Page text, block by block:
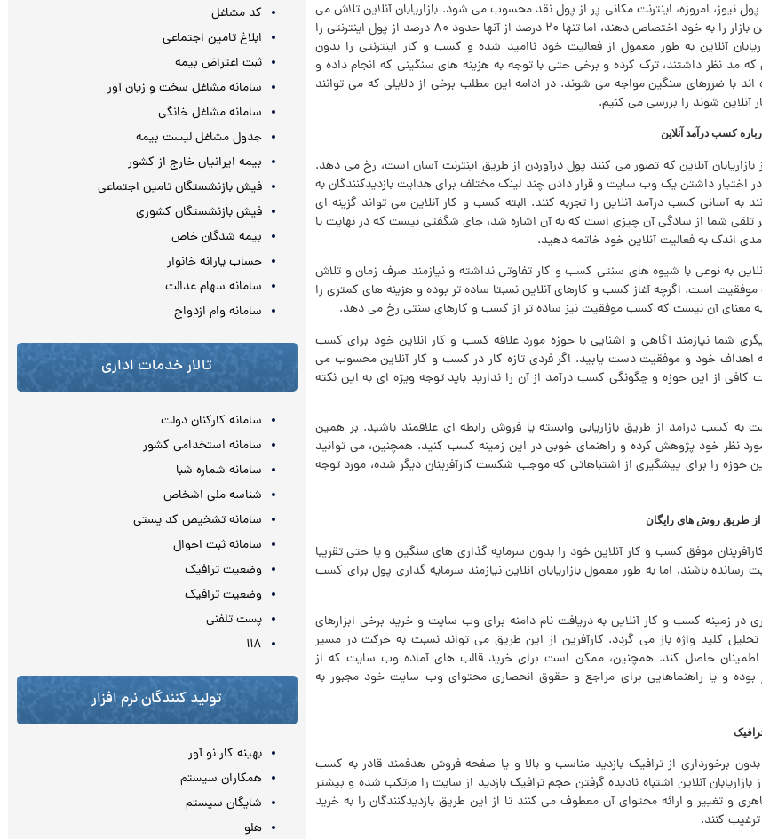
نیوز، امروزه، اینترنت مکانی پر از پول نقد محسوب می شود. بازاریابان آنلاین تلاش می
کنند تا سهم بیشتری از این بازار را به خود اختصاص دهند، اما تنها ۲۰ درصد از آنها حدود ۸۰ درصد از پول اینترنتی را
آنلاین به طور معمول از فعالیت خود ناامید شده و کسب و کار اینترنتی را بدون
که مد نظر داشتند، ترک کرده و برخی حتی با توجه به هزینه های سنگینی که انجام داده و
با ضررهای سنگین مواجه می شوند. در ادامه این مطلب برخی از دلایلی که می توانند
شوند را بررسی می کنیم.
کسب درآمد آنلاین
بازاریابان آنلاین که تصور می کنند پول درآوردن از طریق اینترنت آسان است، رخ می دهد.
در اختیار داشتن یک وب سایت و قرار دادن چند لینک مختلف برای هدایت بازدیدکنندگان به
آسانی کسب درآمد آنلاین را تجربه کنند. البته کسب و کار آنلاین می تواند گزینه ای
تلقی شما از سادگی آن چیزی است که به آن اشاره شد، جای شگفتی نیست که در نهایت با
اندک به فعالیت آنلاین خود خاتمه دهید.
به نوعی با شیوه های سنتی کسب و کار تفاوتی نداشته و نیازمند صرف زمان و تلاش
است. اگرچه آغاز کسب و کارهای آنلاین نسبتا ساده تر بوده و هزینه های کمتری را
معنای آن نیست که کسب موفقیت نیز ساده تر از کسب و کارهای سنتی رخ می دهد.
شما نیازمند آگاهی و آشنایی با حوزه مورد علاقه کسب و کار آنلاین خود برای کسب
اهداف خود و موفقیت دست یابید. اگر فردی تازه کار در کسب و کار آنلاین محسوب می
از این حوزه و چگونگی کسب درآمد از آن را ندارید باید توجه ویژه ای به این نکته
به کسب درآمد از طریق بازاریابی وابسته یا فروش رابطه ای علاقمند باشید. بر همین
مورد نظر خود پژوهش کرده و راهنمای خوبی در این زمینه کسب کنید. همچنین، می توانید
حوزه را برای پیشگیری از اشتباهاتی که موجب شکست کارآفرینان دیگر شده، مورد توجه
از طریق روش های رایگان
موفق کسب و کار آنلاین خود را بدون سرمایه گذاری های سنگین و یا حتی تقریبا
رسانده باشند، اما به طور معمول بازاریابان آنلاین نیازمند سرمایه گذاری پول برای کسب
در زمینه کسب و کار آنلاین به دریافت نام دامنه برای وب سایت و خرید برخی ابزارهای
تحلیل کلید واژه باز می گردد. کارآفرین از این طریق می تواند نسبت به حرکت در مسیر
حاصل کند. همچنین، ممکن است برای خرید قالب های آماده وب سایت که از
بوده و یا راهنماهایی برای مراجع و حقوق انحصاری محتوای وب سایت خود مجبور به
برخورداری از ترافیک بازدید مناسب و بالا و یا صفحه فروش هدفمند قادر به کسب
آنلاین اشتباه نادیده گرفتن حجم ترافیک بازدید از سایت را مرتکب شده و بیشتر
و تغییر و ارائه محتوای آن معطوف می کنند تا از این طریق بازدیدکنندگان را به خرید
کنند.
کد مشاغل
ابلاغ تامین اجتماعی
ثبت اعتراض بیمه
سامانه مشاغل سخت و زیان آور
سامانه مشاغل خانگی
جدول مشاغل لیست بیمه
بیمه ایرانیان خارج از کشور
فیش بازنشستگان تامین اجتماعی
فیش بازنشستگان کشوری
بیمه شدگان خاص
حساب یارانه خانوار
سامانه سهام عدالت
سامانه وام ازدواج
تالار خدمات اداری
سامانه کارکنان دولت
سامانه استخدامی کشور
سامانه شماره شبا
شناسه ملی اشخاص
سامانه تشخیص کد پستی
سامانه ثبت احوال
وضعیت ترافیک
وضعیت ترافیک
پست تلفنی
۱۱۸
تولید کنندگان نرم افزار
بهینه کار نو آور
همکاران سیستم
شایگان سیستم
هلو